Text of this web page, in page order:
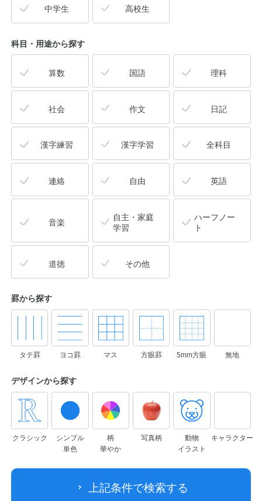
中学生 高校生
科目・用途から探す
算数 国語 理科
社会 作文 日記
漢字練習 漢字学習 全科目
連絡 自由 英語
音楽
自主・家庭
学習
ハーフノー
ト
道徳 その他
罫から探す
タテ罫 ヨコ罫 マス 方眼罫 5mm方眼 無地
デザインから探す
クラシック
シンプル
単色
柄
華やか
写真柄
動物
イラスト
キャラクター
上記条件で検索する